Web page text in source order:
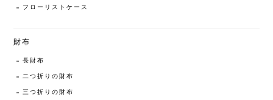
フローリストケース
財布
長財布
二つ折りの財布
三つ折りの財布